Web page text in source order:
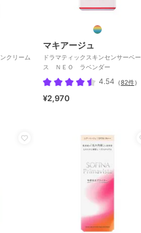
クリーム
マキアージュ
ドラマティックスキンセンサーベー
ス ＮＥＯ ラベンダー
4.54 （82件）
¥2,970